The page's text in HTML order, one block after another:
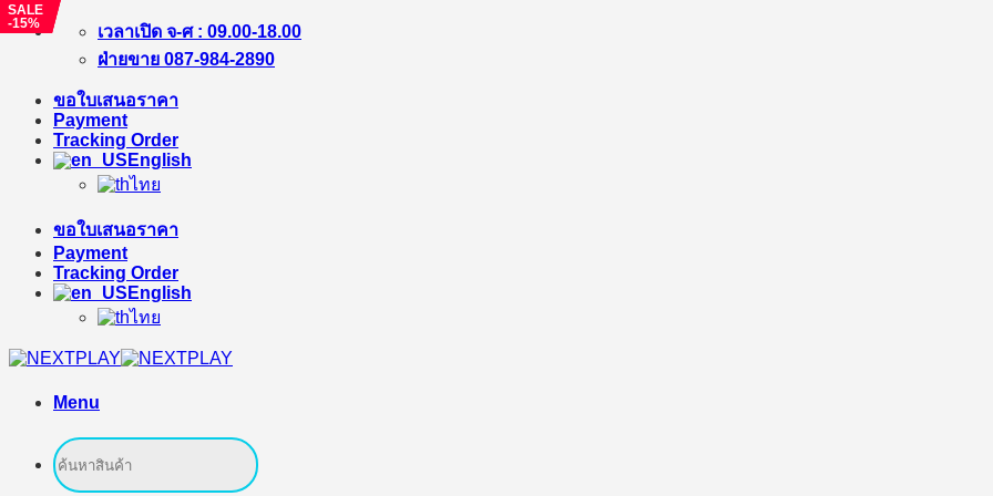
Skip
เวลาเปิด จ-ศ : 09.00-18.00
ฝ่ายขาย 087-984-2890
ขอใบเสนอราคา
Payment
Tracking Order
English
ไทย
ขอใบเสนอราคา
Payment
Tracking Order
English
ไทย
Menu
Search
for:
SALE
-22%
SALE
-20%
SALE
-15%